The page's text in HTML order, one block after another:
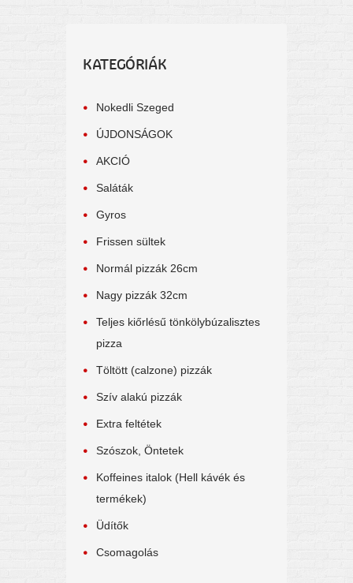
KATEGÓRIÁK
Nokedli Szeged
ÚJDONSÁGOK
AKCIÓ
Saláták
Gyros
Frissen sültek
Normál pizzák 26cm
Nagy pizzák 32cm
Teljes kiőrlésű tönkölybúzalisztes
pizza
Töltött (calzone) pizzák
Szív alakú pizzák
Extra feltétek
Szószok, Öntetek
Koffeines italok (Hell kávék és
termékek)
Üdítők
Csomagolás